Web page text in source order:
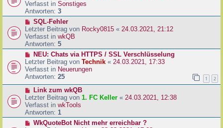
i
t
a
g
u
e
r
B
e
i
t
a
g
Verfasst in Sonstiges
Antworten: 3
N
e
u
e
r
B
e
i
t
a
g
SQL-Fehler
Letzter Beitrag von Rocky0815 « 24.03.2021, 21:12
Verfasst in wkQB
Antworten: 5
N
e
u
e
r
B
e
i
t
NEU: Chats via HTTPS / SSL Verschlüsselung
Letzter Beitrag von Technik « 24.03.2021, 17:33
Verfasst in Neuerungen
Antworten: 25 1 2
N
e
u
e
r
B
Link zum wkQB
Letzter Beitrag von 1. FC Keller « 24.03.2021, 12:38
Verfasst in wkTools
Antworten: 1
NWkQuoteBot Nicht mehr erreichbar ?